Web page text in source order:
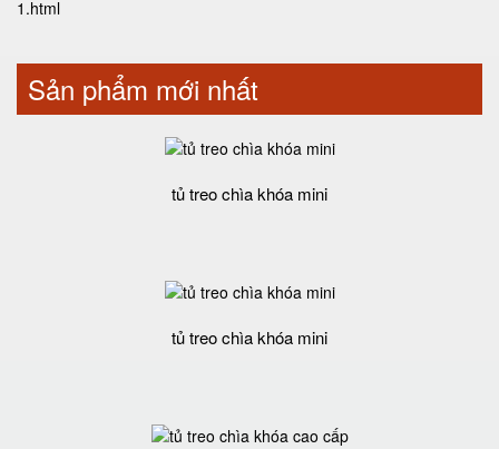
1.html
Sản phẩm mới nhất
tủ treo chìa khóa mini
tủ treo chìa khóa mini